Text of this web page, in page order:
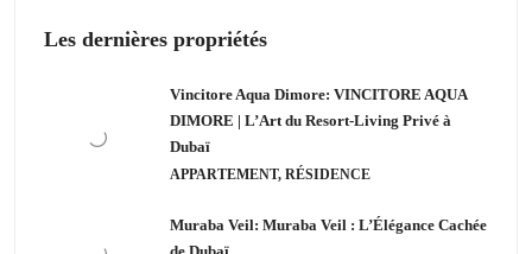
Les dernières propriétés
Vincitore Aqua Dimore: VINCITORE AQUA
DIMORE | L’Art du Resort-Living Privé à
Dubaï
APPARTEMENT, RÉSIDENCE
Muraba Veil: Muraba Veil : L’Élégance Cachée